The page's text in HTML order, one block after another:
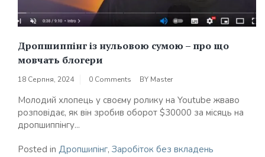
Дропшиппінг із нульовою сумою – про що
мовчать блогери
18 Серпня, 2024 0 Comments BY Master
Молодий хлопець у своєму ролику на Youtube жваво
розповідає, як він зробив оборот $30000 за місяць на
дропшиппінгу...
Posted in Дропшипінг, Заробіток без вкладень